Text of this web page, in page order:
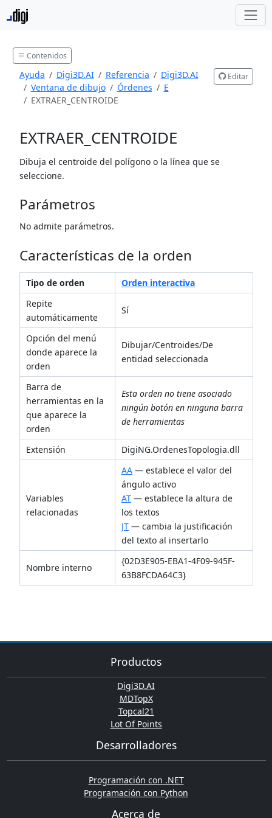
Contenidos
Ayuda Digi3D.AI Referencia
Digi3D.AI
Ventana de dibujo
Órdenes
E
EXTRAER_CENTROIDE
Editar
EXTRAER_CENTROIDE
Dibuja el centroide del polígono o la línea que se
seleccione.
Parámetros
No admite parámetros.
Características de la orden
Tipo de orden
Orden interactiva
Repite
automáticamente
Sí
Opción del menú
donde aparece la
orden
Dibujar/Centroides/De
entidad seleccionada
Barra de
herramientas en la
que aparece la
orden
Esta orden no tiene asociado
ningún botón en ninguna barra
de herramientas
Extensión DigiNG.OrdenesTopologia.dll
Variables
relacionadas
AA — establece el valor del
ángulo activo
AT — establece la altura de
los textos
JT — cambia la justificación
del texto al insertarlo
Nombre interno
{02D3E905-EBA1-4F09-945F-
63B8FCDA64C3}
Productos
Digi3D.AI
MDTopX
Topcal21
Lot Of Points
Desarrolladores
Programación con .NET
Programación con Python
Acerca de